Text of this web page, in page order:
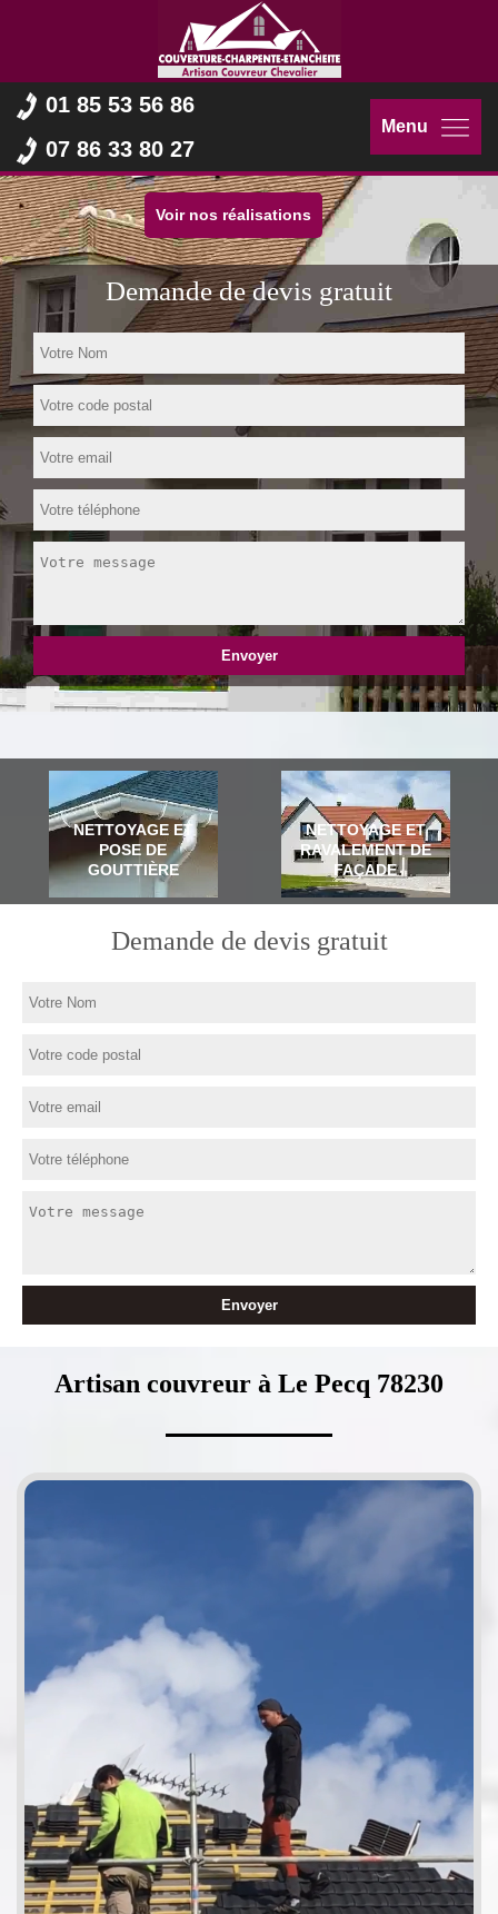
01 85 53 56 86
07 86 33 80 27
Menu
Voir nos réalisations
Demande de devis gratuit
NETTOYAGE ET
POSE DE
GOUTTIÈRE
NETTOYAGE ET
RAVALEMENT DE
FAÇADE
Demande de devis gratuit
Artisan couvreur à Le Pecq 78230